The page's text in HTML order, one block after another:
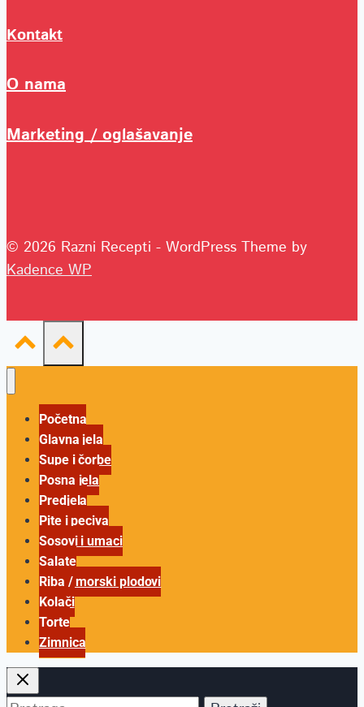
Kontakt
O nama
Marketing / oglašavanje
© 2026 Razni Recepti - WordPress Theme by
Kadence WP
Početna
Glavna jela
Supe i čorbe
Posna jela
Predjela
Pite i peciva
Sosovi i umaci
Salate
Riba / morski plodovi
Kolači
Torte
Zimnica